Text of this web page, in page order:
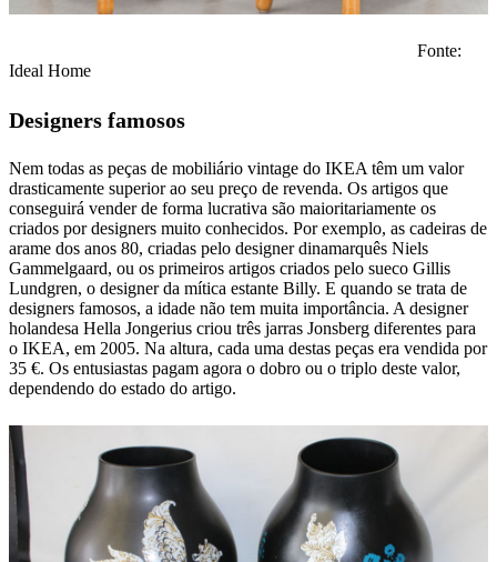
Fonte:
Ideal Home
Designers famosos
Nem todas as peças de mobiliário vintage do IKEA têm um valor
drasticamente superior ao seu preço de revenda. Os artigos que
conseguirá vender de forma lucrativa são maioritariamente os
criados por designers muito conhecidos. Por exemplo, as cadeiras de
arame dos anos 80, criadas pelo designer dinamarquês Niels
Gammelgaard, ou os primeiros artigos criados pelo sueco Gillis
Lundgren, o designer da mítica estante Billy. E quando se trata de
designers famosos, a idade não tem muita importância. A designer
holandesa Hella Jongerius criou três jarras Jonsberg diferentes para
o IKEA, em 2005. Na altura, cada uma destas peças era vendida por
35 €. Os entusiastas pagam agora o dobro ou o triplo deste valor,
dependendo do estado do artigo.